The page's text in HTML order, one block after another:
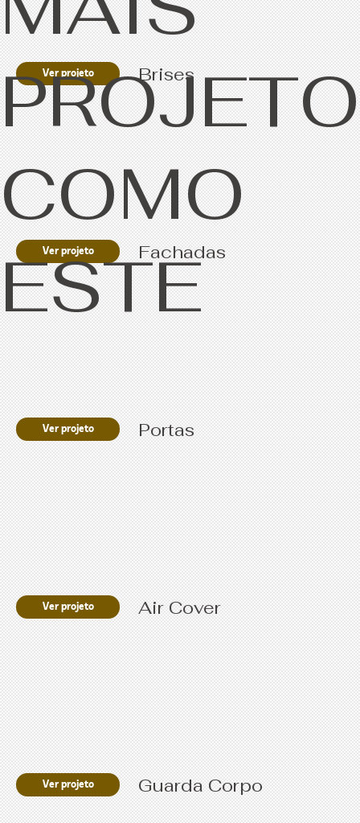
Ver projeto Brises
Ver projeto Fachadas
Ver projeto Portas
Ver projeto Air Cover
Ver projeto Guarda Corpo
COMO
ESTE